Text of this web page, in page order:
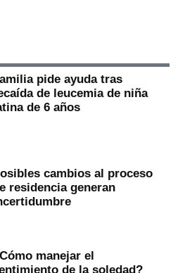
pide ayuda tras
de leucemia de niña
de 6 años
cambios al proceso
residencia generan
manejar el
de la soledad?